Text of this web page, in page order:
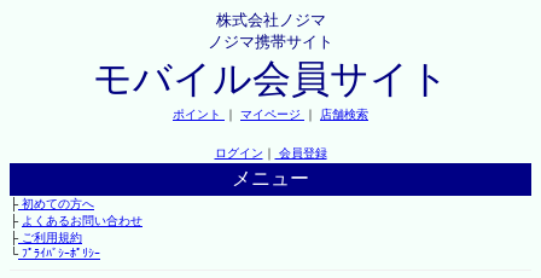
株式会社ノジマ
ノジマ携帯サイト
モバイル会員サイト
ポイント ｜ マイページ ｜ 店舗検索
ログイン ｜ 会員登録
メニュー
├初めての方へ
├ よくあるお問い合わせ
├ご利用規約
└ﾌﾟﾗｲﾊﾞｼｰﾎﾟﾘｼｰ